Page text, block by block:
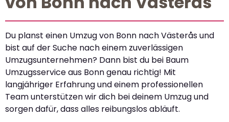
Du planst einen Umzug von Bonn nach Västerås und
bist auf der Suche nach einem zuverlässigen
Umzugsunternehmen? Dann bist du bei Baum
Umzugsservice aus Bonn genau richtig! Mit
langjähriger Erfahrung und einem professionellen
Team unterstützen wir dich bei deinem Umzug und
sorgen dafür, dass alles reibungslos abläuft.